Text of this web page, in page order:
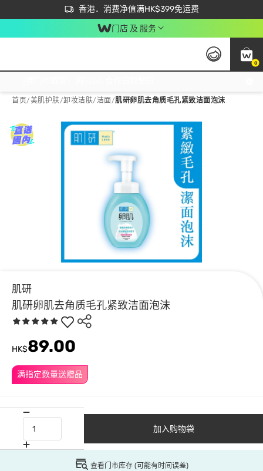
香港．消费净值满HK$399免运费
立即成为易赏钱会员尽享独家优惠
首次APP下单买满$450 输入 NEWAPP 即减$50
门店 及 服务
0
首页/美肌护肤/卸妆洁肤/洁面/肌研卵肌去角质毛孔紧致洁面泡沫
肌研
肌研卵肌去角质毛孔紧致洁面泡沫
满指定数量送赠品
HK$89.00
加入购物袋
查看门市库存 (可能有时间误差)